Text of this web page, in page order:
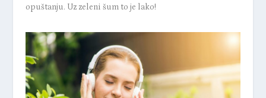
opuštanju. Uz zeleni šum to je lako!